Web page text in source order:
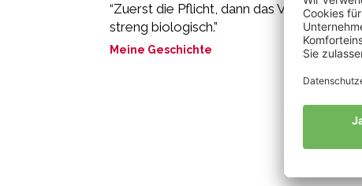
“Zuerst die Pflicht, dann das Vergnügen:
streng biologisch.”
Meine Geschichte